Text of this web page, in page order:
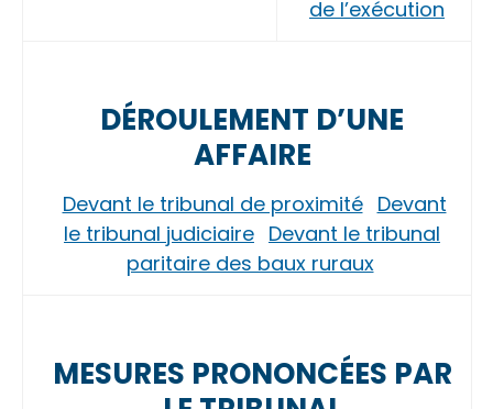
de l’exécution
DÉROULEMENT D’UNE
AFFAIRE
Devant le tribunal de proximité Devant
le tribunal judiciaire Devant le tribunal
paritaire des baux ruraux
MESURES PRONONCÉES PAR